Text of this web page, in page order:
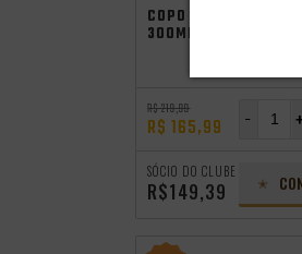
COPO CERVEJA BELGA
300ML COM SUPORTE
R$ 219,99
R$ 165,99 -
SÓCIO DO CLUBE
R$149,39